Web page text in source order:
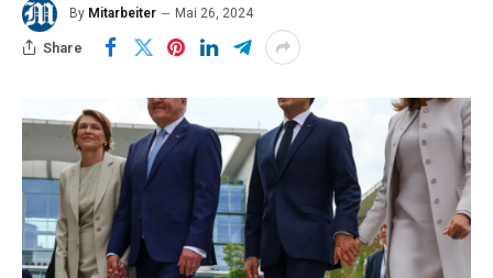
By Mitarbeiter Mai 26, 2024
Share